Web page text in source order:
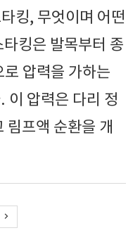
킹, 무엇이며 어떤
킹은 발목부터 종
압력을 가하는
이 압력은 다리 정
림프액 순환을 개